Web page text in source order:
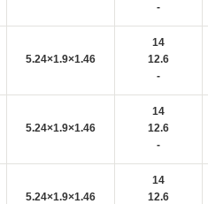
-
5.24×1.9×1.46
14
12.6
-
5.24×1.9×1.46
14
12.6
-
5.24×1.9×1.46
14
12.6